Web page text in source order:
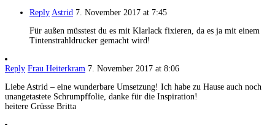
Reply Astrid 7. November 2017 at 7:45
Für außen müsstest du es mit Klarlack fixieren, da es ja mit einem
Tintenstrahldrucker gemacht wird!
Reply Frau Heiterkram 7. November 2017 at 8:06
Liebe Astrid – eine wunderbare Umsetzung! Ich habe zu Hause auch noch
unangetastete Schrumpffolie, danke für die Inspiration!
heitere Grüsse Britta